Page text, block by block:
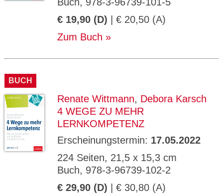
€ 19,90 (D) | € 20,50 (A)
Zum Buch
BUCH
Renate Wittmann, Debora Karsch
4 WEGE ZU MEHR
LERNKOMPETENZ
Erscheinungstermin: 17.05.2022
224 Seiten, 21,5 x 15,3 cm
Buch, 978-3-96739-102-2
€ 29,90 (D) | € 30,80 (A)